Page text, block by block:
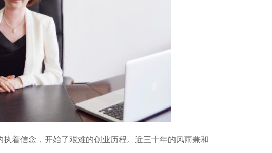
着信念，开始了艰难的创业历程。近三十年的风雨兼和